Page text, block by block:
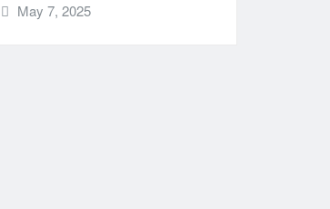
May 7, 2025